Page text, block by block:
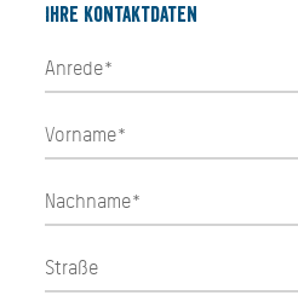
Ihre Kontaktdaten